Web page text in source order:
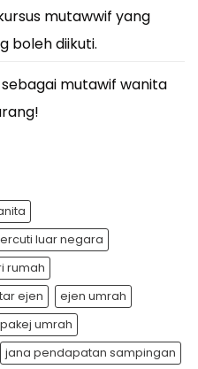
mutawwif yang
boleh diikuti.
mutawif wanita
luar negara
rumah
ejen
ejen umrah
umrah
jana pendapatan sampingan